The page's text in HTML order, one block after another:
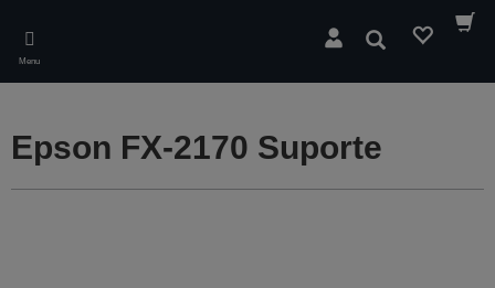
main
content
Menu
Pesquisar
Epson FX-2170 Suporte